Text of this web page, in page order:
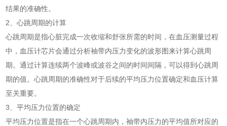
结果的准确性。
2、心跳周期的计算
心跳周期是指心脏完成一次收缩和舒张所需的时间，在血压测量过程
中，血压计芯片会通过分析袖带内压力变化的波形图来计算心跳周
期。通过计算连续两个波峰或波谷之间的时间间隔，可以得到心跳周
期的值。心跳周期的准确性对于后续的平均压力位置确定和血压计算
至关重要。
3、平均压力位置的确定
平均压力位置是指在一个心跳周期内，袖带内压力的平均值所对应的